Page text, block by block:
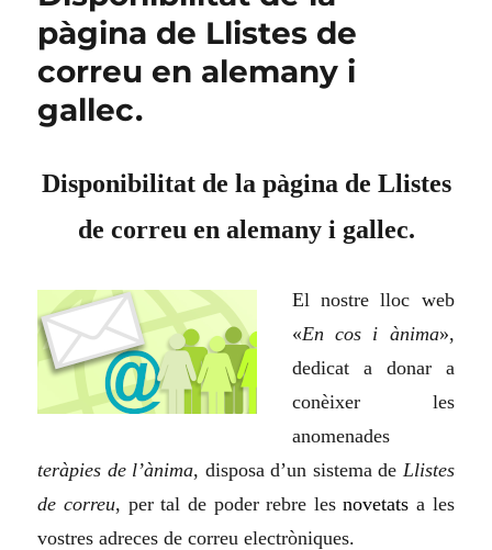
pàgina de Llistes de
correu en alemany i
gallec.
Disponibilitat de la pàgina de Llistes
de correu en alemany i gallec.
El nostre lloc web
«En cos i ànima»,
dedicat a donar a
conèixer les
anomenades
teràpies de l’ànima, disposa d’un sistema de Llistes
de correu, per tal de poder rebre lesnovetats a les
vostres adreces de correu electròniques.